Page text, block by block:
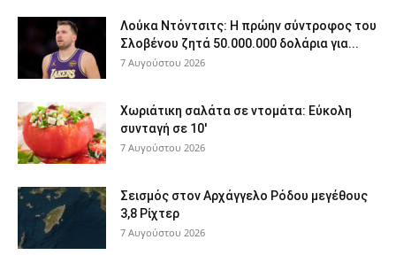
Λούκα Ντόντσιτς: Η πρώην σύντροφος του
Σλοβένου ζητά 50.000.000 δολάρια για...
7 Αυγούστου 2026
Χωριάτικη σαλάτα σε ντομάτα: Εύκολη
συνταγή σε 10′
7 Αυγούστου 2026
Σεισμός στον Αρχάγγελο Ρόδου μεγέθους
3,8 Ρίχτερ
7 Αυγούστου 2026